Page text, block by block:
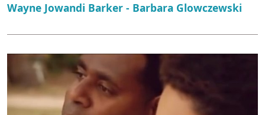
Wayne Jowandi Barker - Barbara Glowczewski